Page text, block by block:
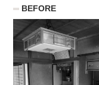
BEFORE